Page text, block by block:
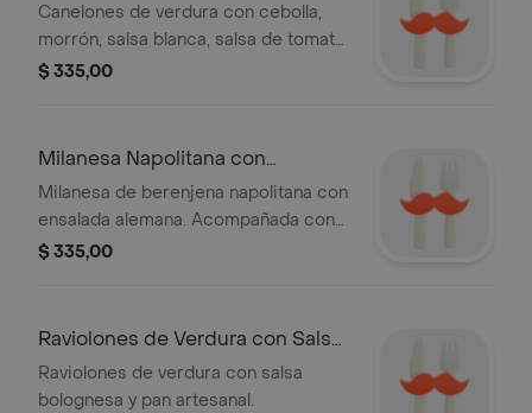
Canelones de verdura con cebolla,
morrón, salsa blanca, salsa de tomate
y queso, con uno de nuestros panes
$ 335,00
Milanesa Napolitana con
Ensalada Alemana
Milanesa de berenjena napolitana con
ensalada alemana. Acompañada con
uno de nuestros panes artesanales.
$ 335,00
Raviolones de Verdura con Salsa
Bolognesa
Raviolones de verdura con salsa
bolognesa y pan artesanal.